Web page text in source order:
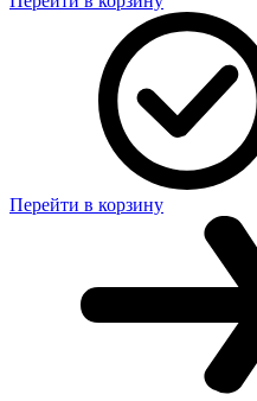
Перейти в корзину